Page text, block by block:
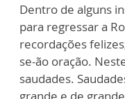
Dentro de alguns
para regressar a
recordações
se-ão oração.
saudades.
grande e de